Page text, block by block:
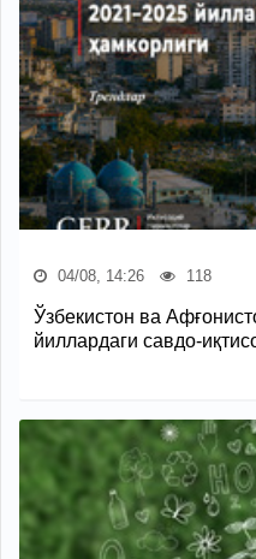
04/08, 14:26 118
Ўзбекистон ва
йиллардаги савдо-